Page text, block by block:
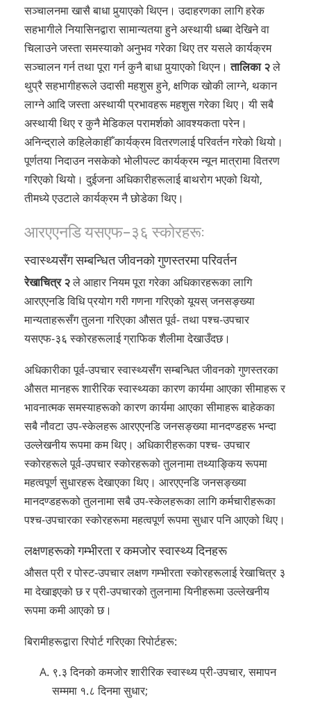
सञ्चालनमा खासै बाधा पुर्‍याएको थिएन। उदाहरणका लागि हरेक
सहभागीले नियासिनद्वारा सामान्यतया हुने अस्थायी धब्बा देखिने वा
चिलाउने जस्ता समस्याको अनुभव गरेका थिए तर यसले कार्यक्रम
सञ्चालन गर्न तथा पूरा गर्न कुनै बाधा पुर्‍याएको थिएन।तालिका २ले
थुप्रै सहभागीहरूले उदासी महशुस हुने, क्षणिक खोकी लाग्ने, थकान
लाग्ने आदि जस्ता अस्थायी प्रभावहरू महशुस गरेका थिए। यी सबै
अस्थायी थिए र कुनै मेडिकल परामर्शको आवश्यकता परेन।
अनिन्द्राले कहिलेकाहीँ कार्यक्रम वितरणलाई परिवर्तन गरेको थियो।
पूर्णतया निदाउन नसकेको भोलीपल्ट कार्यक्रम न्यून मात्रामा वितरण
गरिएको थियो। दुईजना अधिकारीहरूलाई बाथरोग भएको थियो,
तीमध्ये एउटाले कार्यक्रम नै छोडेका थिए।
आरएएनडि यसएफ-३६ स्कोरहरू:
स्वास्थ्यसँग सम्बन्धित जीवनको गुणस्तरमा परिवर्तन
रेखाचित्र २ले आहार नियम पूरा गरेका अधिकारहरूका लागि
आरएएनडि विधि प्रयोग गरी गणना गरिएको यूयस् जनसङ्ख्या
मान्यताहरूसँग तुलना गरिएका औसत पूर्व- तथा पश्च-उपचार
यसएफ-३६ स्कोरहरूलाई ग्राफिक शैलीमा देखाउँदछ।
अधिकारीका पूर्व-उपचार स्वास्थ्यसँग सम्बन्धित जीवनको गुणस्तरका
औसत मानहरू शारीरिक स्वास्थ्यका कारण कार्यमा आएका सीमाहरू र
भावनात्मक समस्याहरूको कारण कार्यमा आएका सीमाहरू बाहेकका
सबै नौवटा उप-स्केलहरू आरएएनडि जनसङ्ख्या मानदण्डहरू भन्दा
उल्लेखनीय रूपमा कम थिए। अधिकारीहरूका पश्च- उपचार
स्कोरहरूले पूर्व-उपचार स्कोरहरूको तुलनामा तथ्याङ्किय रूपमा
महत्वपूर्ण सुधारहरू देखाएका थिए। आरएएनडि जनसङ्ख्या
मानदण्डहरूको तुलनामा सबै उप-स्केलहरूका लागि कर्मचारीहरूका
पश्च-उपचारका स्कोरहरूमा महत्वपूर्ण रूपमा सुधार पनि आएको थिए।
लक्षणहरूको गम्भीरता र कमजोर स्वास्थ्य दिनहरू
औसत प्री र पोस्ट-उपचार लक्षण गम्भीरता स्कोरहरूलाई रेखाचित्र ३
मा देखाइएको छ र प्री-उपचारको तुलनामा यिनीहरूमा उल्लेखनीय
रूपमा कमी आएको छ।
बिरामीहरूद्वारा रिपोर्ट गरिएका रिपोर्टहरू:
९.३ दिनको कमजोर शारीरिक स्वास्थ्य प्री-उपचार, समापन
सम्ममा १.८ दिनमा सुधार;